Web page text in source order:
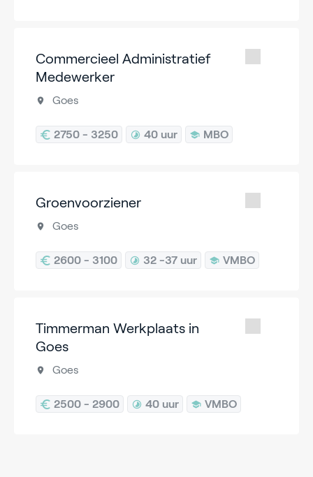
Commercieel Administratief
Medewerker
Goes
2750 - 3250 40 uur MBO
Groenvoorziener
Goes
2600 - 3100 32 -37 uur VMBO
Timmerman Werkplaats in
Goes
Goes
2500 - 2900 40 uur VMBO